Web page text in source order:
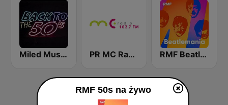
Miled Music 50’s PR MC Radio RMF Beatle Mania
RMF 50s na żywo